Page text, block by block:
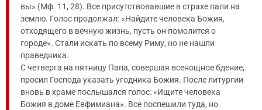
вы» (Мф. 11, 28). Все присутствовавшие в страхе пали на
землю. Голос продолжал: «Найдите человека Божия,
отходящего в вечную жизнь, пусть он помолится о
городе». Стали искать по всему Риму, но не нашли
праведника.
С четверга на пятницу Папа, совершая всенощное бдение,
просил Господа указать угодника Божия. После литургии
вновь в храме послышался голос: «Ищите человека
Божия в доме Евфимиана». Все поспешили туда, но